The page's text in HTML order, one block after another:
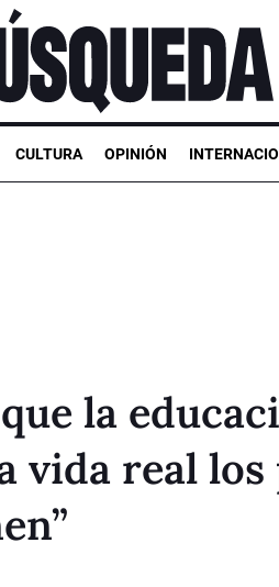
CULTURA OPINIÓN
la
vida real los